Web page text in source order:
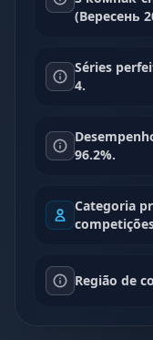
(Вересень
Séries
4.
96.2%.
Categoria
Região de